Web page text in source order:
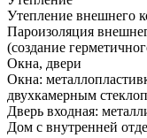
Утепление внешнего
Пароизоляция
(создание
Окна, двери
Окна:
двухкамерным
Дверь входная:
Дом с внутренней